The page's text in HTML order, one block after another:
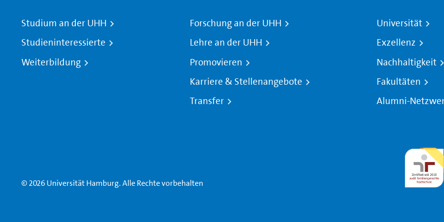
Studium an der UHH
Studieninteressierte
Weiterbildung
Forschung an der UHH
Lehre an der UHH
Promovieren
Karriere & Stellenangebote
Transfer
Universität
Exzellenz
Nachhaltigkeit
Fakultäten
Alumni-
© 2026 Universität Hamburg. Alle Rechte vorbehalten